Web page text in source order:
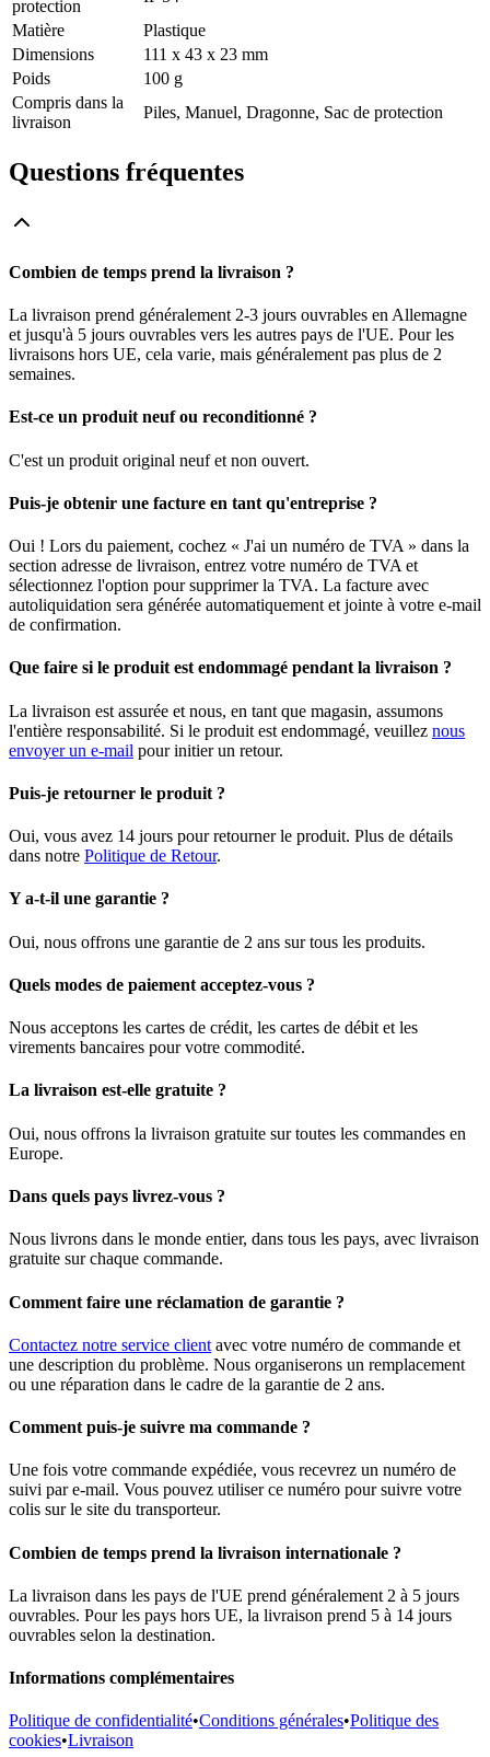
protection
Matière
Plastique
Dimensions
111 x 43 x 23 mm
Poids
100 g
Compris dans la
livraison
Piles, Manuel, Dragonne, Sac de protection
Questions fréquentes
Combien de temps prend la livraison ?
La livraison prend généralement 2-3 jours ouvrables en Allemagne
et jusqu'à 5 jours ouvrables vers les autres pays de l'UE. Pour les
livraisons hors UE, cela varie, mais généralement pas plus de 2
semaines.
Est-ce un produit neuf ou reconditionné ?
C'est un produit original neuf et non ouvert.
Puis-je obtenir une facture en tant qu'entreprise ?
Oui ! Lors du paiement, cochez « J'ai un numéro de TVA » dans la
section adresse de livraison, entrez votre numéro de TVA et
sélectionnez l'option pour supprimer la TVA. La facture avec
autoliquidation sera générée automatiquement et jointe à votre e-mail
de confirmation.
Que faire si le produit est endommagé pendant la livraison ?
La livraison est assurée et nous, en tant que magasin, assumons
l'entière responsabilité. Si le produit est endommagé, veuillez nous
envoyer un e-mail pour initier un retour.
Puis-je retourner le produit ?
Oui, vous avez 14 jours pour retourner le produit. Plus de détails
dans notre Politique de Retour.
Y a-t-il une garantie ?
Oui, nous offrons une garantie de 2 ans sur tous les produits.
Quels modes de paiement acceptez-vous ?
Nous acceptons les cartes de crédit, les cartes de débit et les
virements bancaires pour votre commodité.
La livraison est-elle gratuite ?
Oui, nous offrons la livraison gratuite sur toutes les commandes en
Europe.
Dans quels pays livrez-vous ?
Nous livrons dans le monde entier, dans tous les pays, avec livraison
gratuite sur chaque commande.
Comment faire une réclamation de garantie ?
Contactez notre service client avec votre numéro de commande et
une description du problème. Nous organiserons un remplacement
ou une réparation dans le cadre de la garantie de 2 ans.
Comment puis-je suivre ma commande ?
Une fois votre commande expédiée, vous recevrez un numéro de
suivi par e-mail. Vous pouvez utiliser ce numéro pour suivre votre
colis sur le site du transporteur.
Combien de temps prend la livraison internationale ?
La livraison dans les pays de l'UE prend généralement 2 à 5 jours
ouvrables. Pour les pays hors UE, la livraison prend 5 à 14 jours
ouvrables selon la destination.
Informations complémentaires
Politique de confidentialité•Conditions générales•Politique des
cookies•Livraison